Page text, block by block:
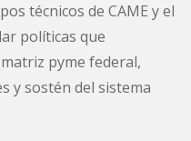
técnicos de CAME y el
políticas que
pyme federal,
y sostén del sistema